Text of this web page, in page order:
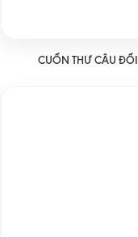
CUỐN THƯ CÂU ĐỐI